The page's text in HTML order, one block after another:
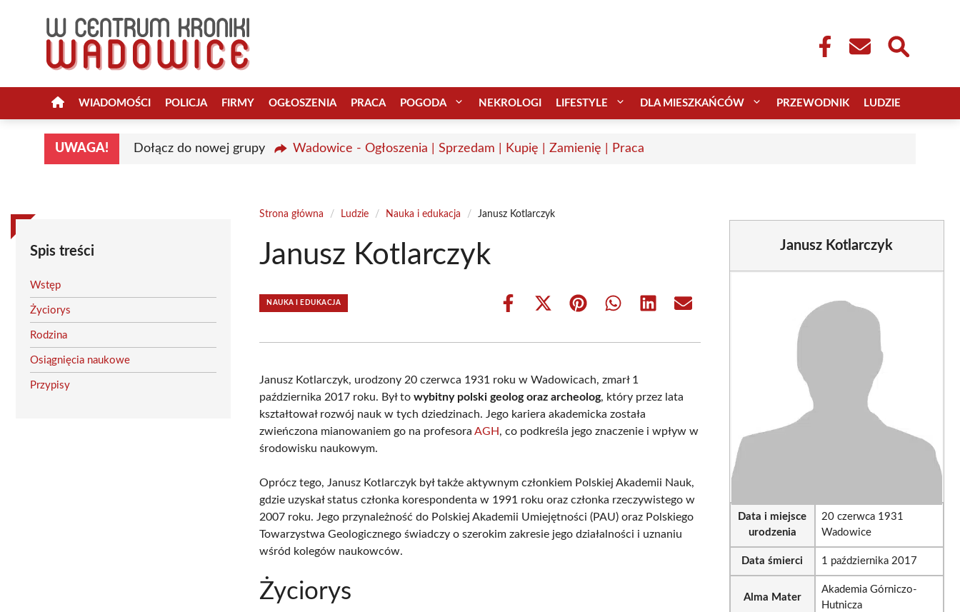
WIADOMOŚCI POLICJA FIRMY OGŁOSZENIA PRACA POGODA NEKROLOGI LIFESTYLE DLA MIESZKAŃCÓW PRZEWODNIK LUDZIE
UWAGA! Dołącz do nowej grupy Wadowice - Ogłoszenia | Sprzedam | Kupię | Zamienię | Praca
Spis treści
Wstęp
Życiorys
Rodzina
Osiągnięcia naukowe
Przypisy
Strona główna / Ludzie / Nauka i edukacja / Janusz Kotlarczyk
Janusz Kotlarczyk
NAUKA I EDUKACJA
Share
Share
(Twitter)
Share Share Share Share
Janusz Kotlarczyk, urodzony 20 czerwca 1931 roku w Wadowicach, zmarł 1
października 2017 roku. Był towybitny polski geolog oraz archeolog, który przez lata
kształtował rozwój nauk w tych dziedzinach. Jego kariera akademicka została
zwieńczona mianowaniem go na profesoraAGH, co podkreśla jego znaczenie i wpływ w
środowisku naukowym.
Oprócz tego, Janusz Kotlarczyk był także aktywnym członkiem Polskiej Akademii Nauk,
gdzie uzyskał status członka korespondenta w 1991 roku oraz członka rzeczywistego w
2007 roku. Jego przynależność do Polskiej Akademii Umiejętności (PAU) oraz Polskiego
Towarzystwa Geologicznego świadczy o szerokim zakresie jego działalności i uznaniu
wśród kolegów naukowców.
Życiorys
Janusz Kotlarczyk
Data i miejsce
urodzenia
20 czerwca 1931
Wadowice
Data śmierci 1 października 2017
Alma Mater
Akademia Górniczo-
Hutnicza